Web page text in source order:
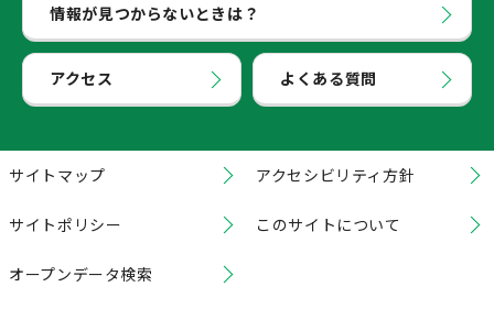
情報が見つからないときは？
アクセス よくある質問
サイトマップ アクセシビリティ方針
サイトポリシー このサイトについて
オープンデータ検索